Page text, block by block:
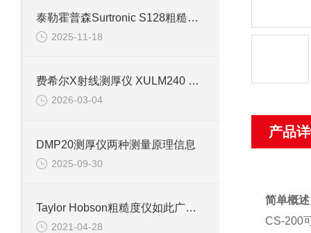
泰勒霍普森Surtronic S128粗糙度仪参数信息
2025-11-18
费希尔X射线测厚仪 XULM240 产品信息
2026-03-04
DMP20测厚仪两种测量原理信息
2025-09-30
Taylor Hobson粗糙度仪如此广泛的应用领域，你知道吗？
2021-04-28
产品
简单概
CS-200